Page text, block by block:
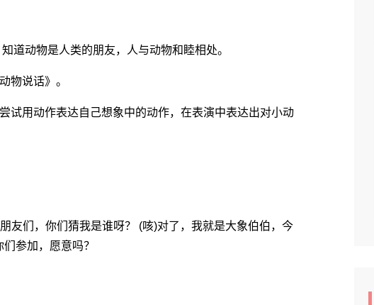
动物是人类的朋友，人与动物和睦相处。
说话》。
用动作表达自己想象中的动作，在表演中表达出对小动
们，你们猜我是谁呀？ (咳)对了，我就是大象伯伯，今
参加，愿意吗？